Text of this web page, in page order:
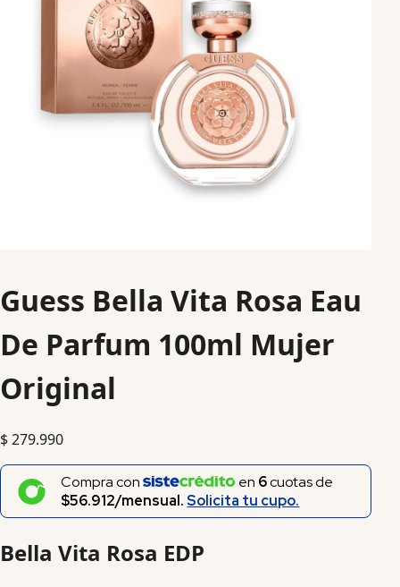
Guess Bella Vita Rosa Eau
De Parfum 100ml Mujer
Original
$279.990
Compra con en 6cuotas de
$56.912/mensual.Solicita tu cupo.
Bella Vita Rosa EDP